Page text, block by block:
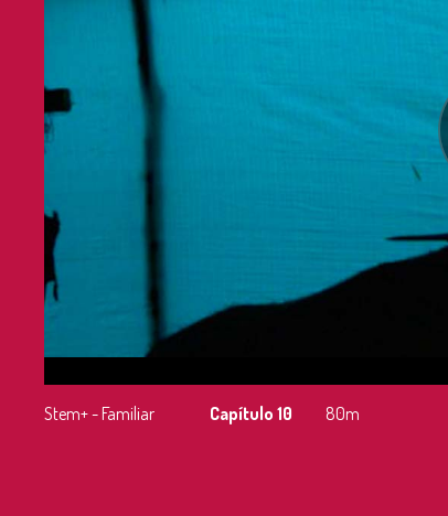
Stem+ - Familiar Capítulo 10 80m